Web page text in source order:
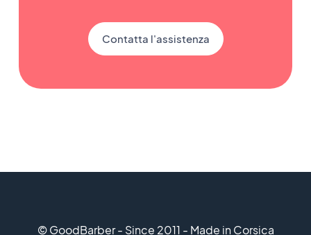
Contatta l'assistenza
© GoodBarber - Since 2011 - Made in Corsica